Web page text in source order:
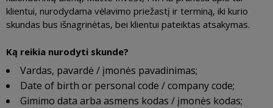
klientui, nurodydama vėlavimo priežastį ir terminą, iki kurio
skundas bus išnagrinėtas, bei klientui pateiktas atsakymas.
Ką reikia nurodyti skunde?
Vardas, pavardė / įmonės pavadinimas;
Date of birth or personal code / company code;
Gimimo data arba asmens kodas / įmonės kodas;